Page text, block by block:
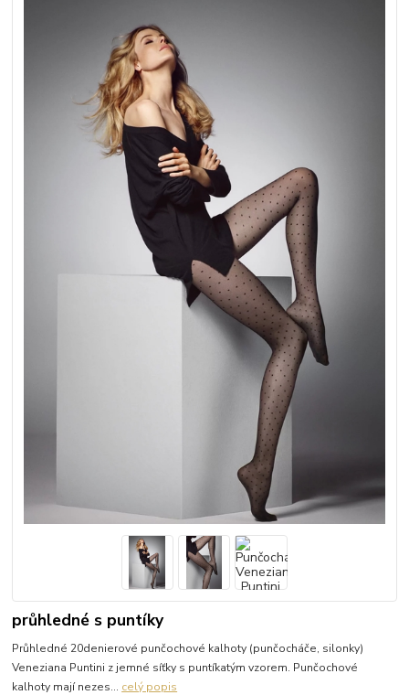
průhledné s puntíky
Průhledné 20denierové punčochové kalhoty (punčocháče, silonky)
Veneziana Puntini z jemné síťky s puntíkatým vzorem. Punčochové
kalhoty mají nezes... celý popis